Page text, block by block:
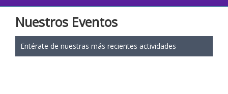
Nuestros Eventos
Entérate de nuestras más recientes actividades